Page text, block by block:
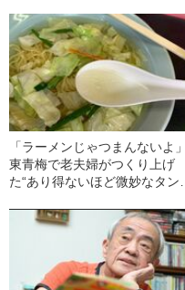
「ラーメンじゃつまんないよ」
東青梅で老夫婦がつくり上げ
た“あり得ないほど微妙なタン